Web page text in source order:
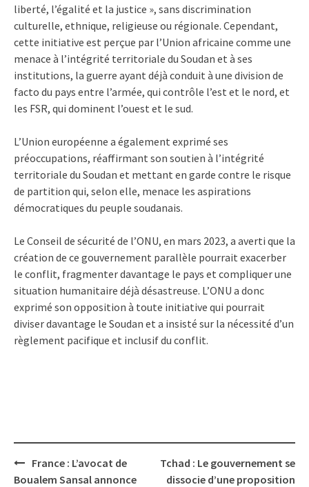
liberté, l’égalité et la justice », sans discrimination
culturelle, ethnique, religieuse ou régionale. Cependant,
cette initiative est perçue par l’Union africaine comme une
menace à l’intégrité territoriale du Soudan et à ses
institutions, la guerre ayant déjà conduit à une division de
facto du pays entre l’armée, qui contrôle l’est et le nord, et
les FSR, qui dominent l’ouest et le sud.
L’Union européenne a également exprimé ses
préoccupations, réaffirmant son soutien à l’intégrité
territoriale du Soudan et mettant en garde contre le risque
de partition qui, selon elle, menace les aspirations
démocratiques du peuple soudanais.
Le Conseil de sécurité de l’ONU, en mars 2023, a averti que la
création de ce gouvernement parallèle pourrait exacerber
le conflit, fragmenter davantage le pays et compliquer une
situation humanitaire déjà désastreuse. L’ONU a donc
exprimé son opposition à toute initiative qui pourrait
diviser davantage le Soudan et a insisté sur la nécessité d’un
règlement pacifique et inclusif du conflit.
Post
navigation
France : L’avocat de
Boualem Sansal annonce
Tchad : Le gouvernement se
dissocie d’une proposition